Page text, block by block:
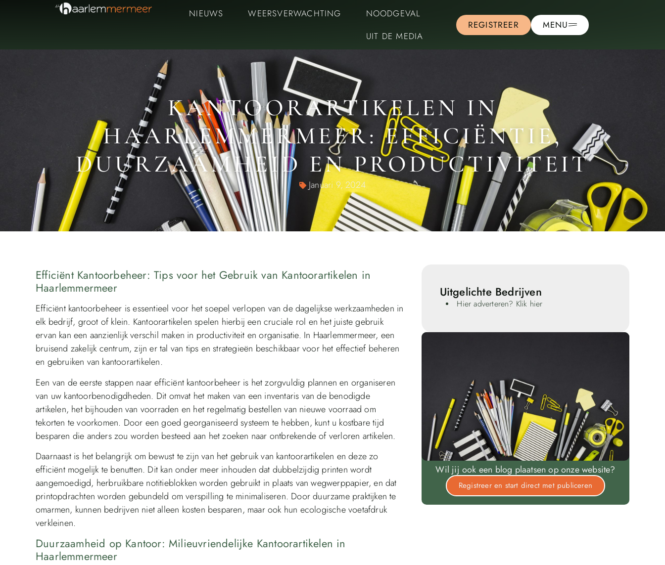
NIEUWS WEERSVERWACHTING
NOODGEVAL
UIT DE MEDIA
REGISTREER MENU
KANTOORARTIKELEN IN
HAARLEMMERMEER: EFFICIËNTIE,
DUURZAAMHEID EN PRODUCTIVITEIT
Januari 9, 2024
Efficiënt Kantoorbeheer: Tips voor het Gebruik van Kantoorartikelen in
Haarlemmermeer
Efficiënt kantoorbeheer is essentieel voor het soepel verlopen van de dagelijkse werkzaamheden in
elk bedrijf, groot of klein. Kantoorartikelen spelen hierbij een cruciale rol en het juiste gebruik
ervan kan een aanzienlijk verschil maken in productiviteit en organisatie. In Haarlemmermeer, een
bruisend zakelijk centrum, zijn er tal van tips en strategieën beschikbaar voor het effectief beheren
en gebruiken van kantoorartikelen.
Een van de eerste stappen naar efficiënt kantoorbeheer is het zorgvuldig plannen en organiseren
van uw kantoorbenodigdheden. Dit omvat het maken van een inventaris van de benodigde
artikelen, het bijhouden van voorraden en het regelmatig bestellen van nieuwe voorraad om
tekorten te voorkomen. Door een goed georganiseerd systeem te hebben, kunt u kostbare tijd
besparen die anders zou worden besteed aan het zoeken naar ontbrekende of verloren artikelen.
Daarnaast is het belangrijk om bewust te zijn van het gebruik van kantoorartikelen en deze zo
efficiënt mogelijk te benutten. Dit kan onder meer inhouden dat dubbelzijdig printen wordt
aangemoedigd, herbruikbare notitieblokken worden gebruikt in plaats van wegwerppapier, en dat
printopdrachten worden gebundeld om verspilling te minimaliseren. Door duurzame praktijken te
omarmen, kunnen bedrijven niet alleen kosten besparen, maar ook hun ecologische voetafdruk
verkleinen.
Duurzaamheid op Kantoor: Milieuvriendelijke Kantoorartikelen in
Haarlemmermeer
Uitgelichte Bedrijven
Hier adverteren? Klik hier
Wil jij ook een blog plaatsen op onze website?
Registreer en start direct met publiceren